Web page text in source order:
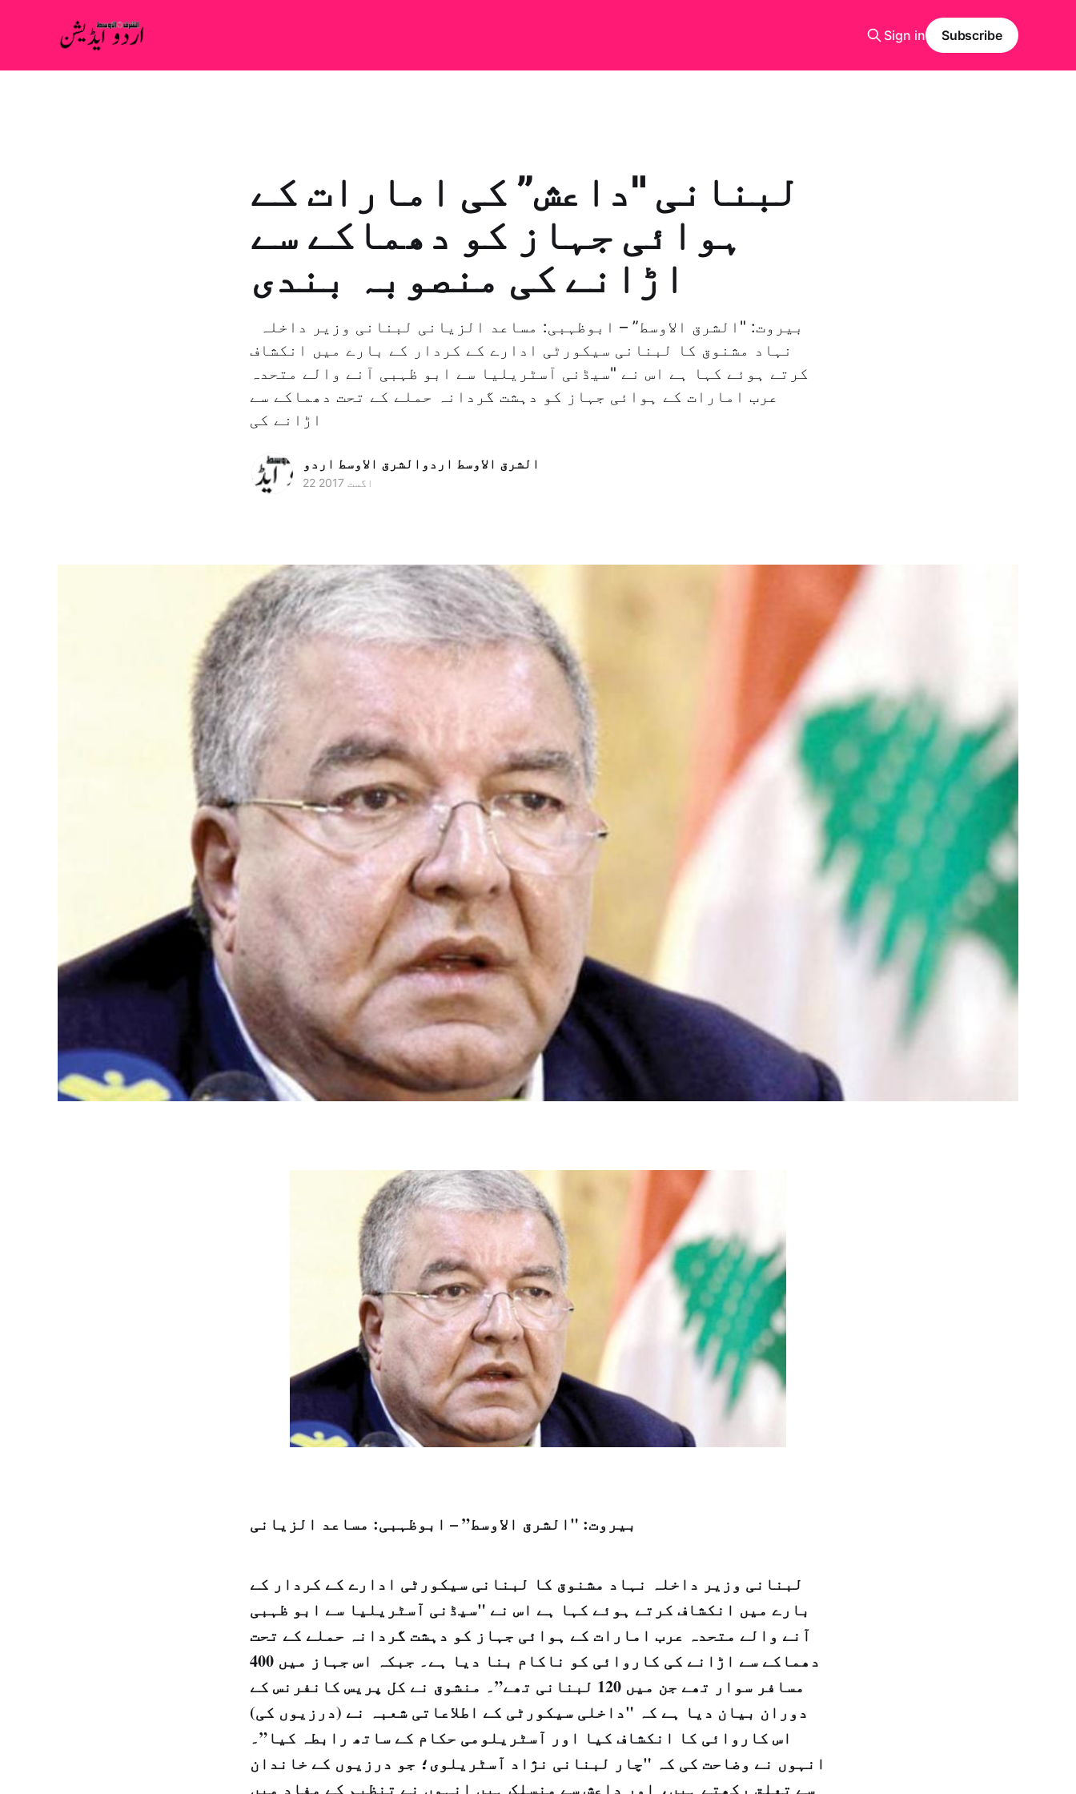
Sign in Subscribe
لبنانی "داعش” کی امارات کے
ہوائی جہاز کو دھماکے سے
اڑانے کی منصوبہ بندی
نہاد مشنوق کا لبنانی سیکورٹی ادارے کے کردار کے بارے میں انکشاف
کرتے ہوئے کہا ہے اس نے "سیڈنی آسٹریلیا سے ابو ظہبی آنے والے متحدہ
عرب امارات کے ہوائی جہاز کو دہشت گردانہ حملے کے تحت دھماکے سے
اڑانے کی
الشرق الاوسط اردوالشرق الاوسط اردو
22 اگست 2017
بيروت: "الشرق الاوسط” – ابوظہبی: مساعد الزيانی
لبنانی وزیر داخلہ نہاد مشنوق کا لبنانی سیکورٹی ادارے کے کردار کے
بارے میں انکشاف کرتے ہوئے کہا ہے اس نے "سیڈنی آسٹریلیا سے ابو ظہبی
آنے والے متحدہ عرب امارات کے ہوائی جہاز کو دہشت گردانہ حملے کے تحت
دھماکے سے اڑانے کی کاروائی کو ناکام بنا دیا ہے۔ جبکہ اس جہاز میں 400
مسافر سوار تھے جن میں 120 لبنانی تھے”۔ منشوق نے کل پریس کانفرنس کے
دوران بیان دیا ہے کہ "داخلی سیکورٹی کے اطلاعاتی شعبہ نے (درزیوں کی)
اس کاروائی کا انکشاف کیا اور آسٹریلومی حکام کے ساتھ رابطہ کیا”۔
انہوں نے وضاحت کی کہ "چار لبنانی نژاد آسٹریلوی؛ جو درزیوں کے خاندان
سے تعلق رکھتے ہیں، اور داعش سے منسلک ہیں انہوں نے تنظیم کے مفاد میں